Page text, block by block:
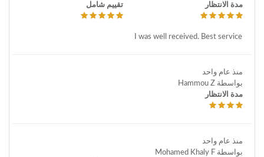
مدة الانتظار
تقييم شامل
I was well received. Best service
منذ عام واحد
بواسطة Hammou Z
مدة الانتظار
منذ عام واحد
بواسطة Mohamed Khaly F